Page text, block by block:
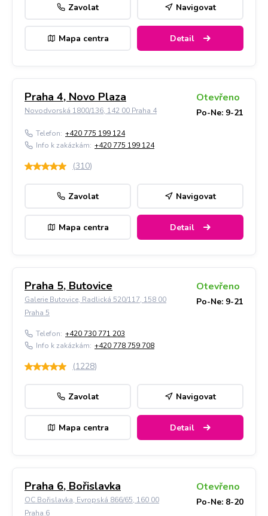
Zavolat Navigovat
Mapa centra Detail
Praha 4, Novo Plaza
Novodvorská 1800/136, 142 00 Praha 4
Otevřeno
Po-Ne: 9-21
Telefon: +420 775 199 124
Info k zakázkám: +420 775 199 124
(310)
Zavolat Navigovat
Mapa centra Detail
Praha 5, Butovice
Galerie Butovice, Radlická 520/117, 158 00
Praha 5
Otevřeno
Po-Ne: 9-21
Telefon: +420 730 771 203
Info k zakázkám: +420 778 759 708
(1228)
Zavolat Navigovat
Mapa centra Detail
Praha 6, Bořislavka
OC Bořislavka, Evropská 866/65, 160 00
Praha 6
Otevřeno
Po-Ne: 8-20